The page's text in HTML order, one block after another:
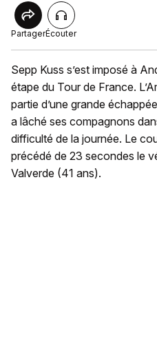
PartagerÉcouter
Sepp Kuss s’est imposé à
étape du Tour de France.
partie d’une grande
a lâché ses compagnons
difficulté de la journée. Le
précédé de 23 secondes le
Valverde (41 ans).